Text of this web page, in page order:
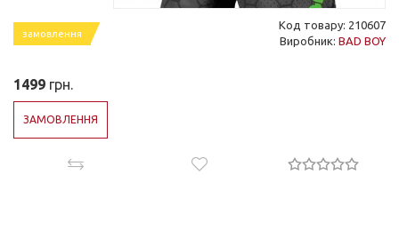
замовлення
Код товару: 210607
Виробник: BAD BOY
1499 грн.
ЗАМОВЛЕННЯ